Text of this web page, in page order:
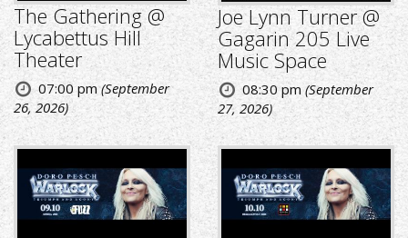
The Gathering @
Lycabettus Hill
Theater
07:00 pm(September
26, 2026)
Joe Lynn Turner @
Gagarin 205 Live
Music Space
08:30 pm (September
27, 2026)